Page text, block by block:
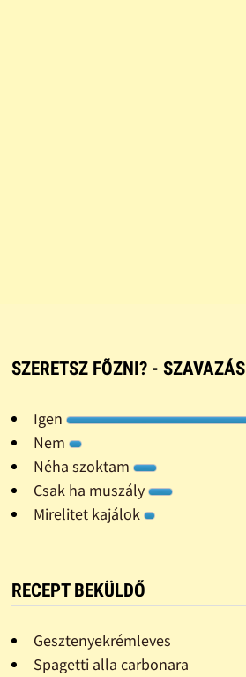
SZERETSZ FÕZNI? - SZAVAZÁS
Igen
Nem
Néha szoktam
Csak ha muszály
Mirelitet kajálok
RECEPT BEKÜLDŐ
Gesztenyekrémleves
Spagetti alla carbonara